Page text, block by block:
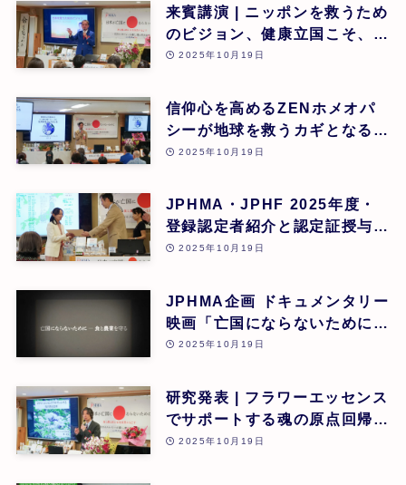
来賓講演 | ニッポンを救うため
のビジョン、健康立国こそ、日
本再生の道 | 吉野敏明(医療法
ック 院長) | 第26回
2025年10月19日
信仰心を高めるZENホメオパ
シーが地球を救うカギとなる |
道繁良 | 第26回
2025年10月19日
JPHMA・JPHF 2025年度・
登録認定者紹介と認定証授与式
| 第26回
2025年10月19日
JPHMA企画 ドキュメンタリー
映画「亡国にならないために食
と農業を守る」 | 第26回
2025年10月19日
研究発表 | フラワーエッセンス
でサポートする魂の原点回帰 |
東昭史 | 第26回
2025年10月19日